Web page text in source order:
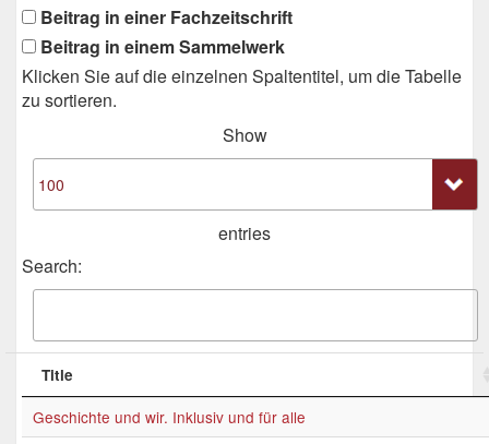
Beitrag in einer Fachzeitschrift
Beitrag in einem Sammelwerk
Klicken Sie auf die einzelnen Spaltentitel, um die Tabelle
zu sortieren.
Show
entries
Search:
Title
Geschichte und wir. Inklusiv und für alle